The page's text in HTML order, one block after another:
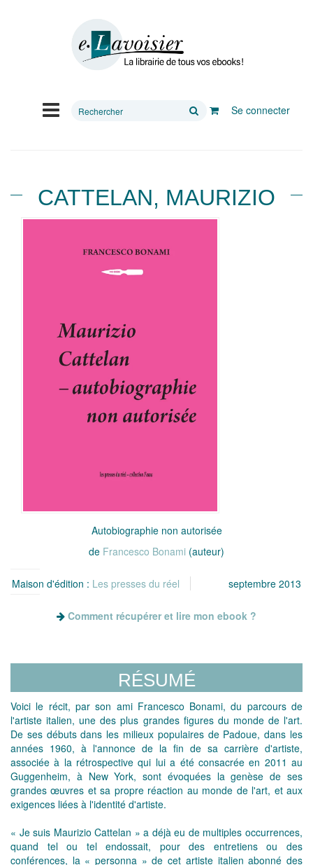
Rechercher
Se connecter
CATTELAN, MAURIZIO
Autobiographie non autorisée
de Francesco Bonami (auteur)
Maison d'édition : Les presses du réel septembre 2013
Comment récupérer et lire mon ebook ?
RÉSUMÉ
Voici le récit, par son ami Francesco Bonami, du parcours de
l'artiste italien, une des plus grandes figures du monde de l'art.
De ses débuts dans les milieux populaires de Padoue, dans les
années 1960, à l'annonce de la fin de sa carrière d'artiste,
associée à la rétrospective qui lui a été consacrée en 2011 au
Guggenheim, à New York, sont évoquées la genèse de ses
grandes œuvres et sa propre réaction au monde de l'art, et aux
exigences liées à l'identité d'artiste.
« Je suis Maurizio Cattelan » a déjà eu de multiples occurrences,
quand tel ou tel endossait, pour des entretiens ou des
conférences, la « personna » de cet artiste italien abonné des